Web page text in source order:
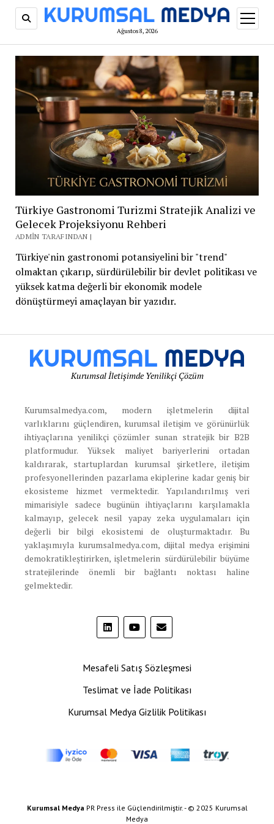
Ağustos 8, 2026
aç
Türkiye Gastronomi Turizmi Stratejik Analizi ve
Gelecek Projeksiyonu Rehberi
ADMIN TARAFINDAN |
Türkiye'nin gastronomi potansiyelini bir "trend"
olmaktan çıkarıp, sürdürülebilir bir devlet politikası ve
yüksek katma değerli bir ekonomik modele
dönüştürmeyi amaçlayan bir yazıdır.
Kurumsal İletişimde Yenilikçi Çözüm
Kurumsalmedya.com, modern işletmelerin dijital
varlıklarını güçlendiren, kurumsal iletişim ve görünürlük
ihtiyaçlarına yenilikçi çözümler sunan stratejik bir B2B
platformudur. Yüksek maliyet bariyerlerini ortadan
kaldırarak, startuplardan kurumsal şirketlere, iletişim
profesyonellerinden pazarlama ekiplerine kadar geniş bir
ekosisteme hizmet vermektedir. Yapılandırılmış veri
mimarisiyle sadece bugünün ihtiyaçlarını karşılamakla
kalmayıp, gelecek nesil yapay zeka uygulamaları için
değerli bir bilgi ekosistemi de oluşturmaktadır. Bu
yaklaşımıyla kurumsalmedya.com, dijital medya erişimini
demokratikleştirirken, işletmelerin sürdürülebilir büyüme
stratejilerinde önemli bir bağlantı noktası haline
gelmektedir.
Mesafeli Satış Sözleşmesi
Teslimat ve İade Politikası
Kurumsal Medya Gizlilik Politikası
Kurumsal Medya PR Press ile Güçlendirilmiştir. - © 2025 Kurumsal
Medya